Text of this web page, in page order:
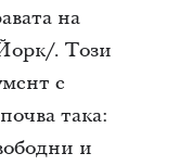
на
. Този
е
така:
и